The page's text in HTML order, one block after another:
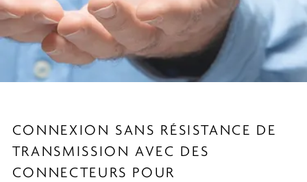
CONNEXION SANS RÉSISTANCE DE
TRANSMISSION AVEC DES
CONNECTEURS POUR